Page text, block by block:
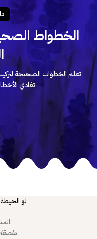
الخطواط
تعلم الخطوات الصحيحة
تفادي
لو